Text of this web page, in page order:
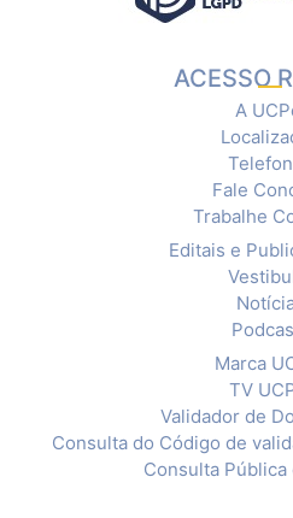
ACESSO
A
Fale
Trabalhe
Editais e
Marca
TV
Validador de
Consulta do Código de
Consulta Pública